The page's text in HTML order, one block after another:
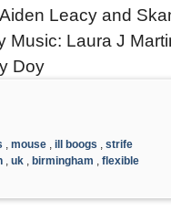
Leacy and
Music: Laura J
Doy
, mouse , ill boogs , strife
, uk , birmingham , flexible